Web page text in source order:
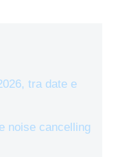
tra date e
noise cancelling